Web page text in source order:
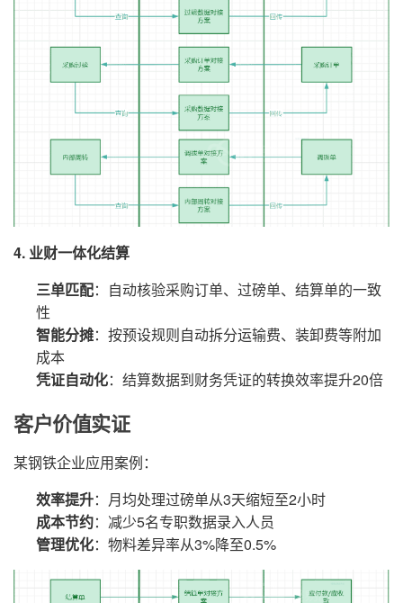
4. 业财一体化结算
三单匹配：自动核验采购订单、过磅单、结算单的一致
性
智能分摊：按预设规则自动拆分运输费、装卸费等附加
成本
凭证自动化：结算数据到财务凭证的转换效率提升20倍
客户价值实证
某钢铁企业应用案例：
效率提升：月均处理过磅单从3天缩短至2小时
成本节约：减少5名专职数据录入人员
管理优化：物料差异率从3%降至0.5%